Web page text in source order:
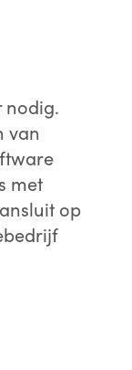
nodig.
van
met
op